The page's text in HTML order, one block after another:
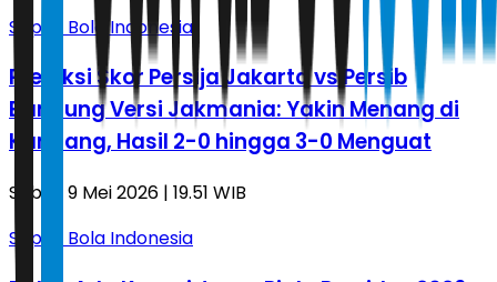
Sepak Bola Indonesia
Prediksi Skor Persija Jakarta vs Persib
Bandung Versi Jakmania: Yakin Menang di
Kandang, Hasil 2-0 hingga 3-0 Menguat
Sabtu, 9 Mei 2026 | 19.51 WIB
Sepak Bola Indonesia